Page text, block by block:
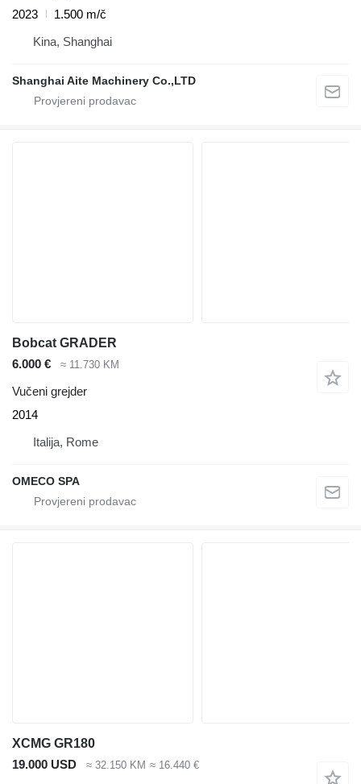
2023
1.500 m/č
Kina, Shanghai
Shanghai Aite Machinery Co.,LTD
Bobcat GRADER
6.000 €
≈ 11.730 KM
Vučeni grejder
2014
Italija, Rome
OMECO SPA
XCMG GR180
19.000 USD
≈ 32.150 KM ≈ 16.440 €